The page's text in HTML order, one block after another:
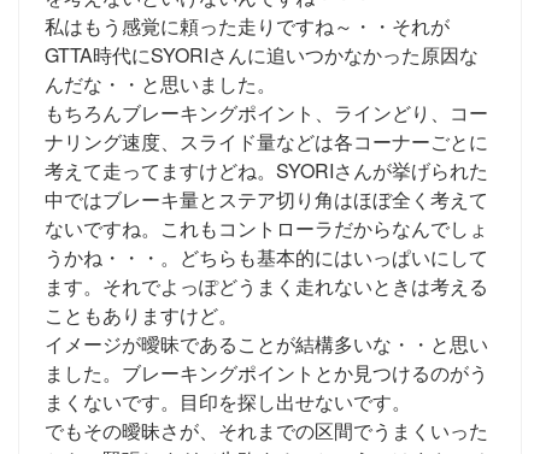
私はもう感覚に頼った走りですね～・・それが
GTTA時代にSYORIさんに追いつかなかった原因な
んだな・・と思いました。
もちろんブレーキングポイント、ラインどり、コー
ナリング速度、スライド量などは各コーナーごとに
考えて走ってますけどね。SYORIさんが挙げられた
中ではブレーキ量とステア切り角はほぼ全く考えて
ないですね。これもコントローラだからなんでしょ
うかね・・・。どちらも基本的にはいっぱいにして
ます。それでよっぽどうまく走れないときは考える
こともありますけど。
イメージが曖昧であることが結構多いな・・と思い
ました。ブレーキングポイントとか見つけるのがう
まくないです。目印を探し出せないです。
でもその曖昧さが、それまでの区間でうまくいった